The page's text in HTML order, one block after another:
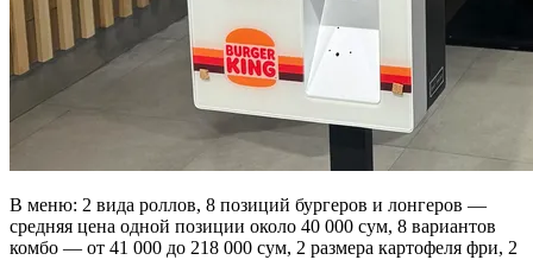
В меню: 2 вида роллов, 8 позиций бургеров и лонгеров —
средняя цена одной позиции около 40 000 сум, 8 вариантов
комбо — от 41 000 до 218 000 сум, 2 размера картофеля фри, 2